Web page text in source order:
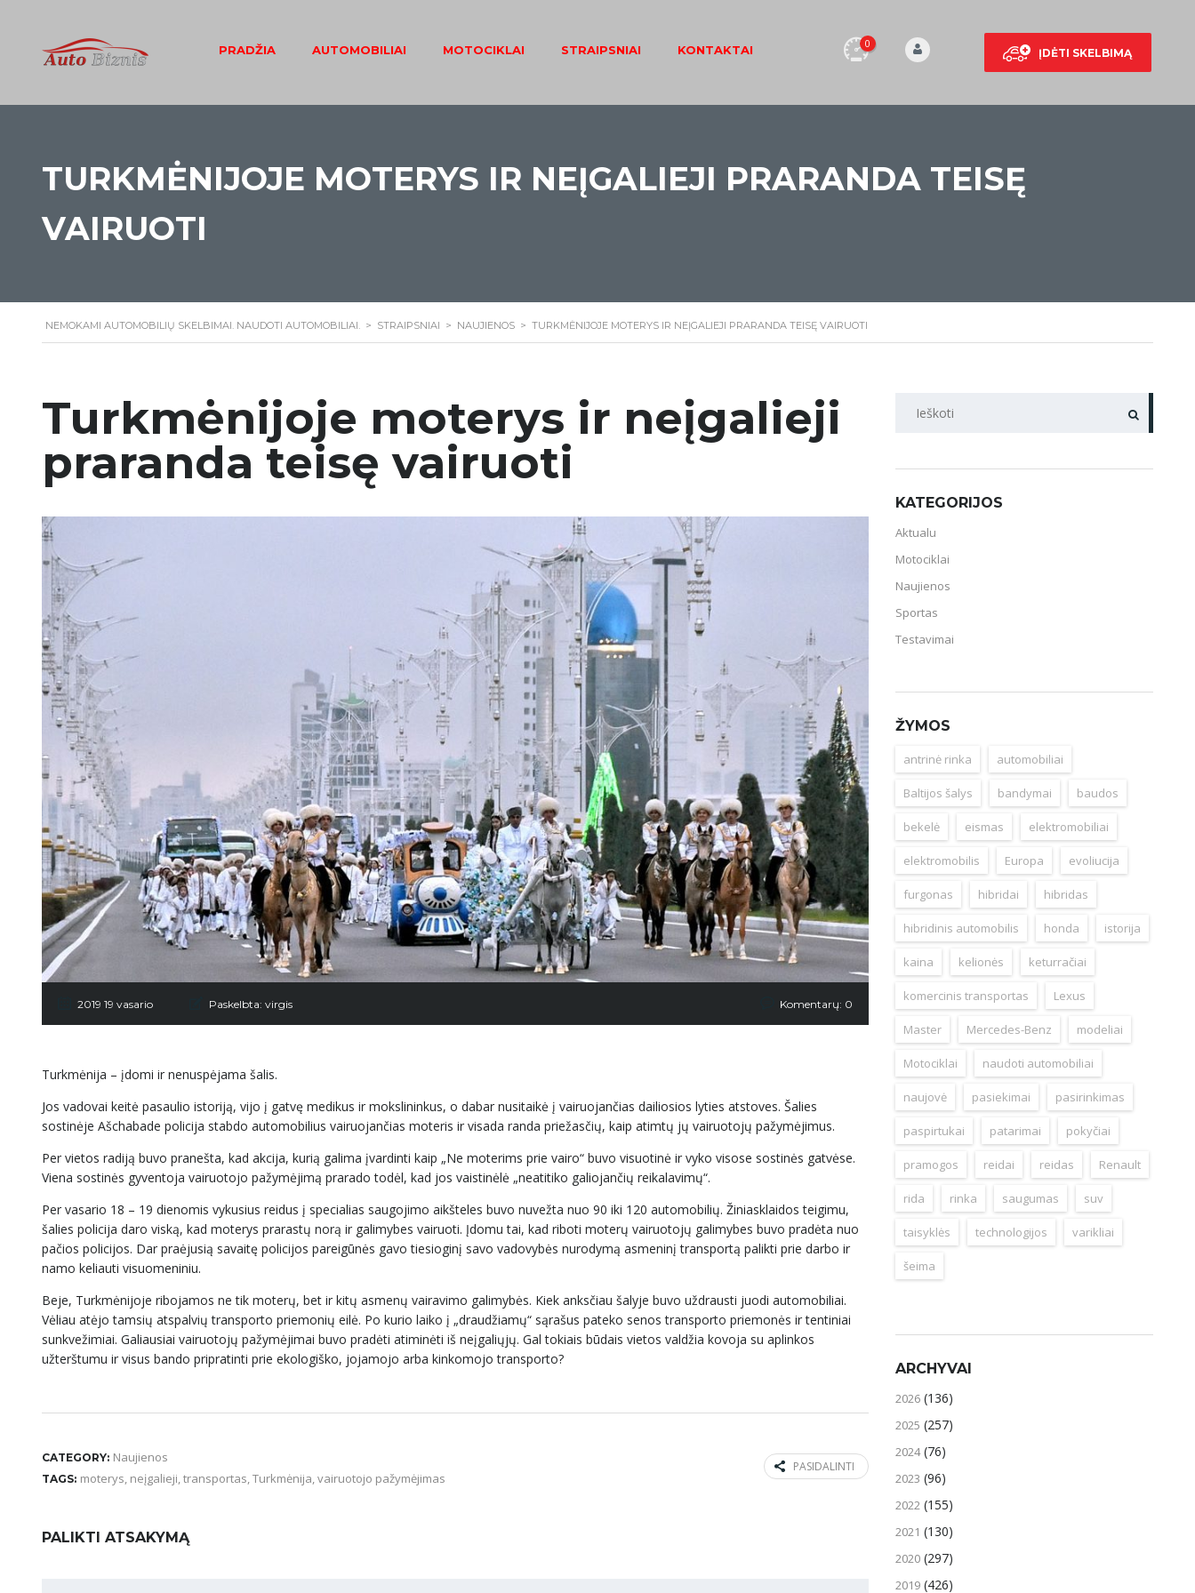
ĮDĖTI SKELBIMĄ
0
PRADŽIA AUTOMOBILIAI MOTOCIKLAI STRAIPSNIAI KONTAKTAI
TURKMĖNIJOJE MOTERYS IR NEĮGALIEJI PRARANDA TEISĘ
VAIRUOTI
NEMOKAMI AUTOMOBILIŲ SKELBIMAI. NAUDOTI AUTOMOBILIAI. > STRAIPSNIAI > NAUJIENOS > TURKMĖNIJOJE MOTERYS IR NEĮGALIEJI PRARANDA TEISĘ VAIRUOTI
Turkmėnijoje moterys ir neįgalieji
praranda teisę vairuoti
2019 19 vasario Paskelbta: virgis Komentarų: 0
Turkmėnija – įdomi ir nenuspėjama šalis.
Jos vadovai keitė pasaulio istoriją, vijo į gatvę medikus ir mokslininkus, o dabar nusitaikė į vairuojančias dailiosios lyties atstoves. Šalies
sostinėje Ašchabade policija stabdo automobilius vairuojančias moteris ir visada randa priežasčių, kaip atimtų jų vairuotojų pažymėjimus.
Per vietos radiją buvo pranešta, kad akcija, kurią galima įvardinti kaip „Ne moterims prie vairo“ buvo visuotinė ir vyko visose sostinės gatvėse.
Viena sostinės gyventoja vairuotojo pažymėjimą prarado todėl, kad jos vaistinėlė „neatitiko galiojančių reikalavimų“.
Per vasario 18 – 19 dienomis vykusius reidus į specialias saugojimo aikšteles buvo nuvežta nuo 90 iki 120 automobilių. Žiniasklaidos teigimu,
šalies policija daro viską, kad moterys prarastų norą ir galimybes vairuoti. Įdomu tai, kad riboti moterų vairuotojų galimybes buvo pradėta nuo
pačios policijos. Dar praėjusią savaitę policijos pareigūnės gavo tiesioginį savo vadovybės nurodymą asmeninį transportą palikti prie darbo ir
namo keliauti visuomeniniu.
Beje, Turkmėnijoje ribojamos ne tik moterų, bet ir kitų asmenų vairavimo galimybės. Kiek anksčiau šalyje buvo uždrausti juodi automobiliai.
Vėliau atėjo tamsių atspalvių transporto priemonių eilė. Po kurio laiko į „draudžiamų“ sąrašus pateko senos transporto priemonės ir tentiniai
sunkvežimiai. Galiausiai vairuotojų pažymėjimai buvo pradėti atiminėti iš neįgaliųjų. Gal tokiais būdais vietos valdžia kovoja su aplinkos
užterštumu ir visus bando pripratinti prie ekologiško, jojamojo arba kinkomojo transporto?
CATEGORY: Naujienos
TAGS: moterys, neįgalieji,transportas,Turkmėnija,vairuotojo pažymėjimas
PASIDALINTI
PALIKTI ATSAKYMĄ
PAIEŠKA
KATEGORIJOS
Aktualu
Motociklai
Naujienos
Sportas
Testavimai
ŽYMOS
antrinė rinka automobiliai
Baltijos šalys bandymai baudos
bekelė eismas elektromobiliai
elektromobilis Europa evoliucija
furgonas hibridai hibridas
hibridinis automobilis honda istorija
kaina kelionės keturračiai
komercinis transportas Lexus
Master Mercedes-Benz modeliai
Motociklai naudoti automobiliai
naujovė pasiekimai pasirinkimas
paspirtukai patarimai pokyčiai
pramogos reidai reidas Renault
rida rinka saugumas suv
taisyklės technologijos varikliai
šeima
ARCHYVAI
2026 (136)
2025 (257)
2024(76)
2023 (96)
2022 (155)
2021 (130)
2020 (297)
2019 (426)